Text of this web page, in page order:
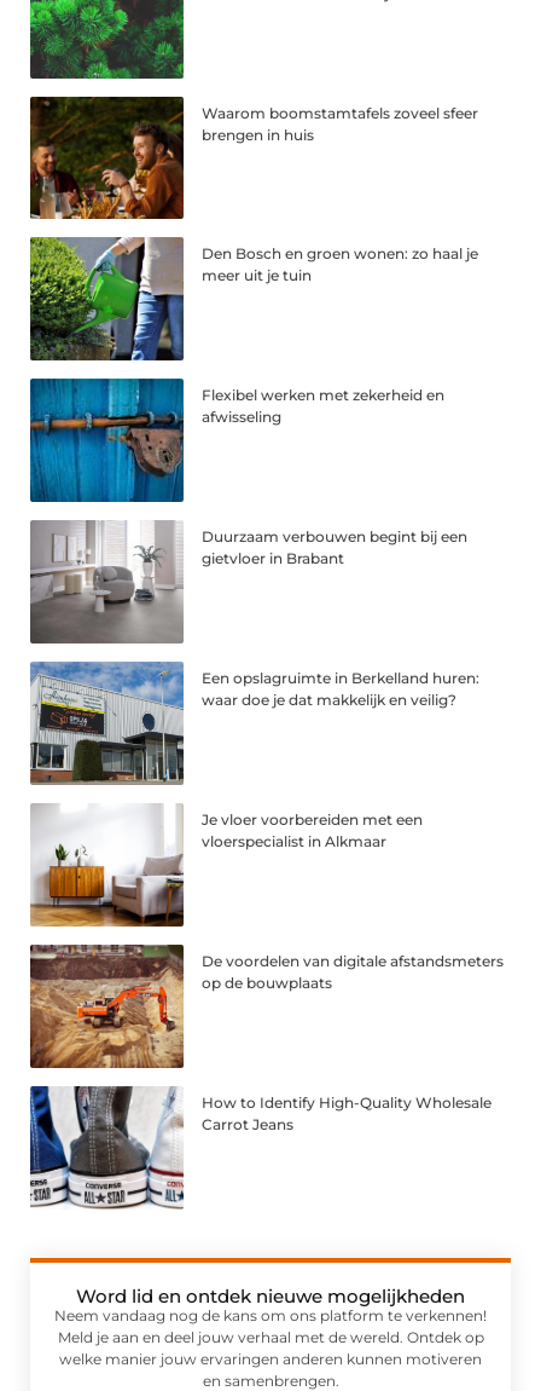
Waarom boomstamtafels zoveel sfeer
brengen in huis
Den Bosch en groen wonen: zo haal je
meer uit je tuin
Flexibel werken met zekerheid en
afwisseling
Duurzaam verbouwen begint bij een
gietvloer in Brabant
Een opslagruimte in Berkelland huren:
waar doe je dat makkelijk en veilig?
Je vloer voorbereiden met een
vloerspecialist in Alkmaar
De voordelen van digitale afstandsmeters
op de bouwplaats
How to Identify High-Quality Wholesale
Carrot Jeans
Word lid en ontdek nieuwe mogelijkheden
Neem vandaag nog de kans om ons platform te verkennen!
Meld je aan en deel jouw verhaal met de wereld. Ontdek op
welke manier jouw ervaringen anderen kunnen motiveren
en samenbrengen.